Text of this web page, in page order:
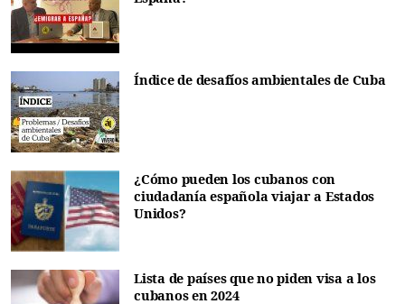
Índice de desafíos ambientales de Cuba
¿Cómo pueden los cubanos con
ciudadanía española viajar a Estados
Unidos?
Lista de países que no piden visa a los
cubanos en 2024